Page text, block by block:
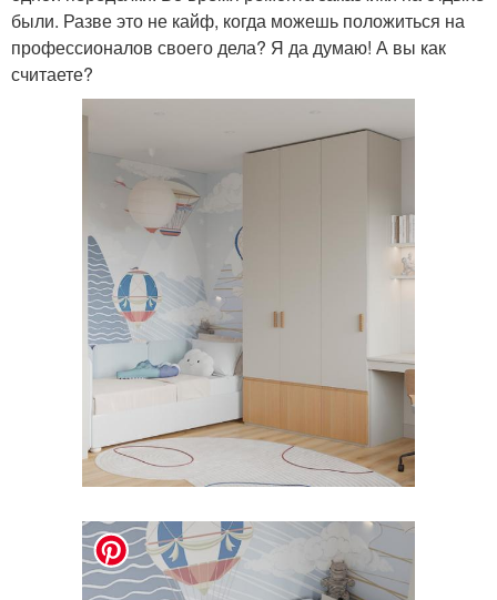
были. Разве это не кайф, когда можешь положиться на
профессионалов своего дела? Я да думаю! А вы как
считаете?